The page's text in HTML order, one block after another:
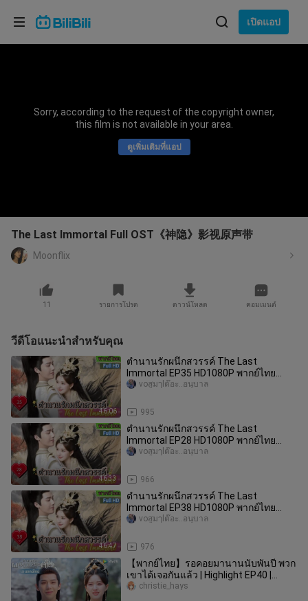
เปิดแอป
Sorry, according to the request of the copyright owner,
this film is not available in your area.
ดูเพิ่มเติมที่แอป
The Last Immortal Full OST《神隐》影视原声带
Moonflix
11 รายการโปรด ดาวน์โหลด คอมเมนต์
วีดีโอแนะนำสำหรับคุณ
46:06
ตำนานรักผนึกสวรรค์ The Last
Immortal EP35 HD1080P พากย์ไทย
[2023]
995
voสูมๅlต๊อะ..อนุบาล
46:33
ตำนานรักผนึกสวรรค์ The Last
Immortal EP28 HD1080P พากย์ไทย
[2023]
966
voสูมๅlต๊อะ..อนุบาล
46:47
ตำนานรักผนึกสวรรค์ The Last
Immortal EP38 HD1080P พากย์ไทย
[2023]
976
voสูมๅlต๊อะ..อนุบาล
【พากย์ไทย】รอคอยมานานนับพันปี พวก
เขาได้เจอกันแล้ว | Highlight EP40 |
ตำนานรักผนึกสวรรค์ | WeTV
christie_hays
เลือกภาษา